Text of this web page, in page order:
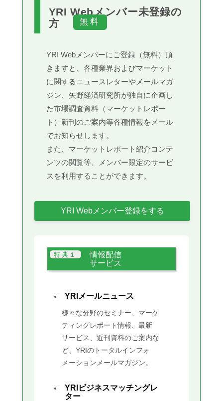
YRI Webメンバー未登録の
方
YRI Webメンバーにご登録（無料）頂
きますと、各種業界およびマーケット
に関するニュースレターやメールマガ
ジン、矢野経済研究所が独自に企画し
た市場調査資料（マーケットレポー
ト）新刊のご案内等各種情報をメール
でお知らせします。
また、マーケットレポート紹介コンテ
ンツの閲覧等、メンバー限定のサービ
スを利用することができます。
YRI Webメンバー登録をする
情報配信
サービス
YRIメールニュース
様々な分野のセミナー、マーケ
ティングレポート情報、最新
サービス、近刊資料のご案内な
ど、YRIのトータルインフォ
メーションメールマガジン。
YRIビジネスマッチングレ
ター